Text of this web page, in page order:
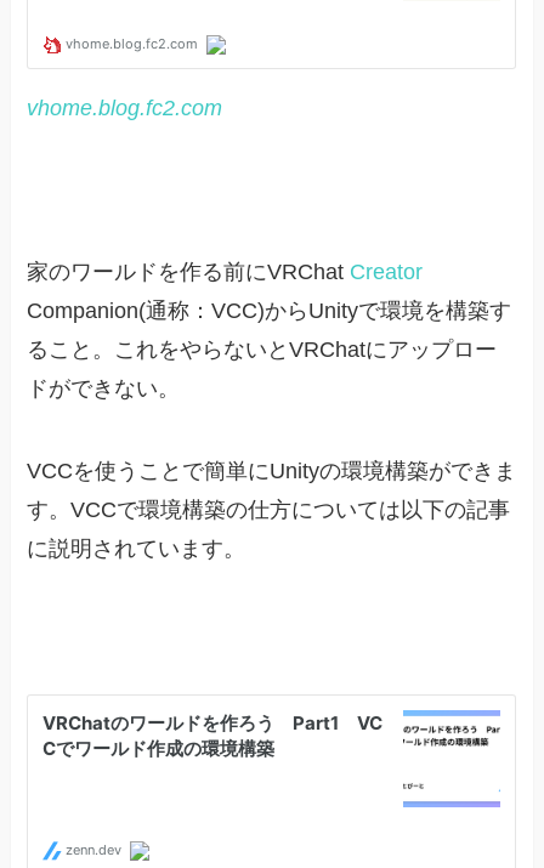
vhome.blog.fc2.com
家のワールドを作る前にVRChat Creator
Companion(通称：VCC)からUnityで環境を構築す
ること。これをやらないとVRChatにアップロー
ドができない。
VCCを使うことで簡単にUnityの環境構築ができま
す。VCCで環境構築の仕方については以下の記事
に説明されています。